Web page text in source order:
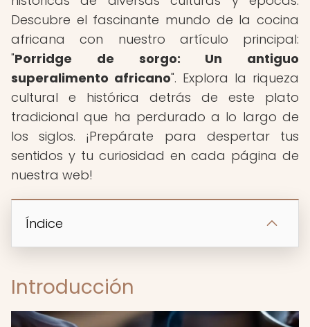
Descubre el fascinante mundo de la cocina
africana con nuestro artículo principal:
"Porridge de sorgo: Un antiguo
superalimento africano". Explora la riqueza
cultural e histórica detrás de este plato
tradicional que ha perdurado a lo largo de
los siglos. ¡Prepárate para despertar tus
sentidos y tu curiosidad en cada página de
nuestra web!
Índice
Introducción